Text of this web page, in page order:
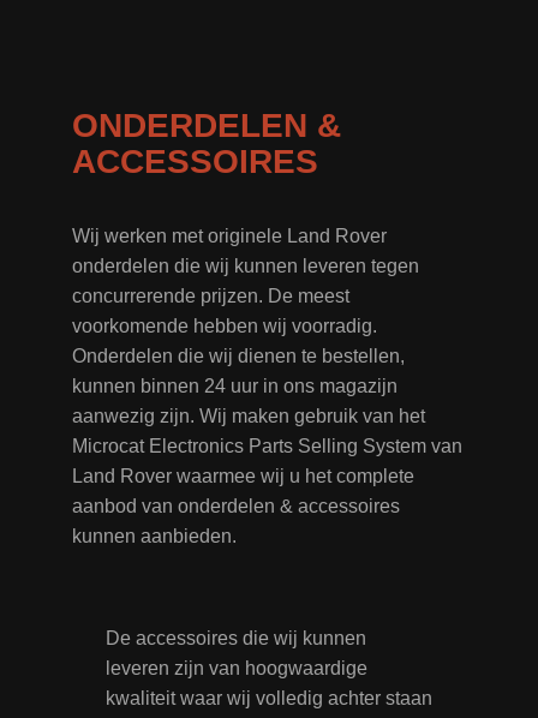
ONDERDELEN &
ACCESSOIRES
Wij werken met originele Land Rover
onderdelen die wij kunnen leveren tegen
concurrerende prijzen. De meest
voorkomende hebben wij voorradig.
Onderdelen die wij dienen te bestellen,
kunnen binnen 24 uur in ons magazijn
aanwezig zijn. Wij maken gebruik van het
Microcat Electronics Parts Selling System van
Land Rover waarmee wij u het complete
aanbod van onderdelen & accessoires
kunnen aanbieden.
De accessoires die wij kunnen
leveren zijn van hoogwaardige
kwaliteit waar wij volledig achter staan